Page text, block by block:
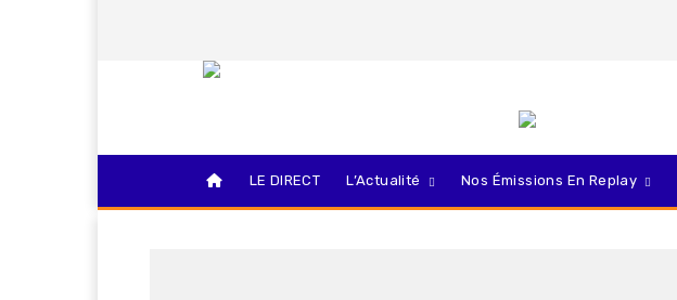
LE DIRECT L’Actualité Nos Émissions En Replay